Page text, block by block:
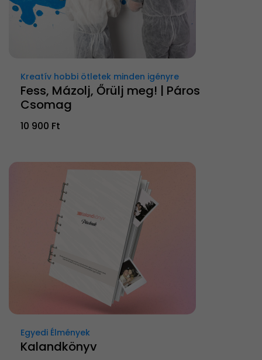
Kreatív hobbi ötletek minden igényre
Fess, Mázolj, Őrülj meg! | Páros
Csomag
10 900 Ft
Egyedi Élmények
Kalandkönyv